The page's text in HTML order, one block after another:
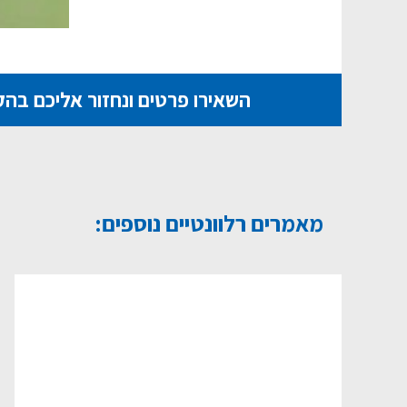
השאירו פרטים ונחזור אליכם
מאמרים רלוונטיים נוספים: